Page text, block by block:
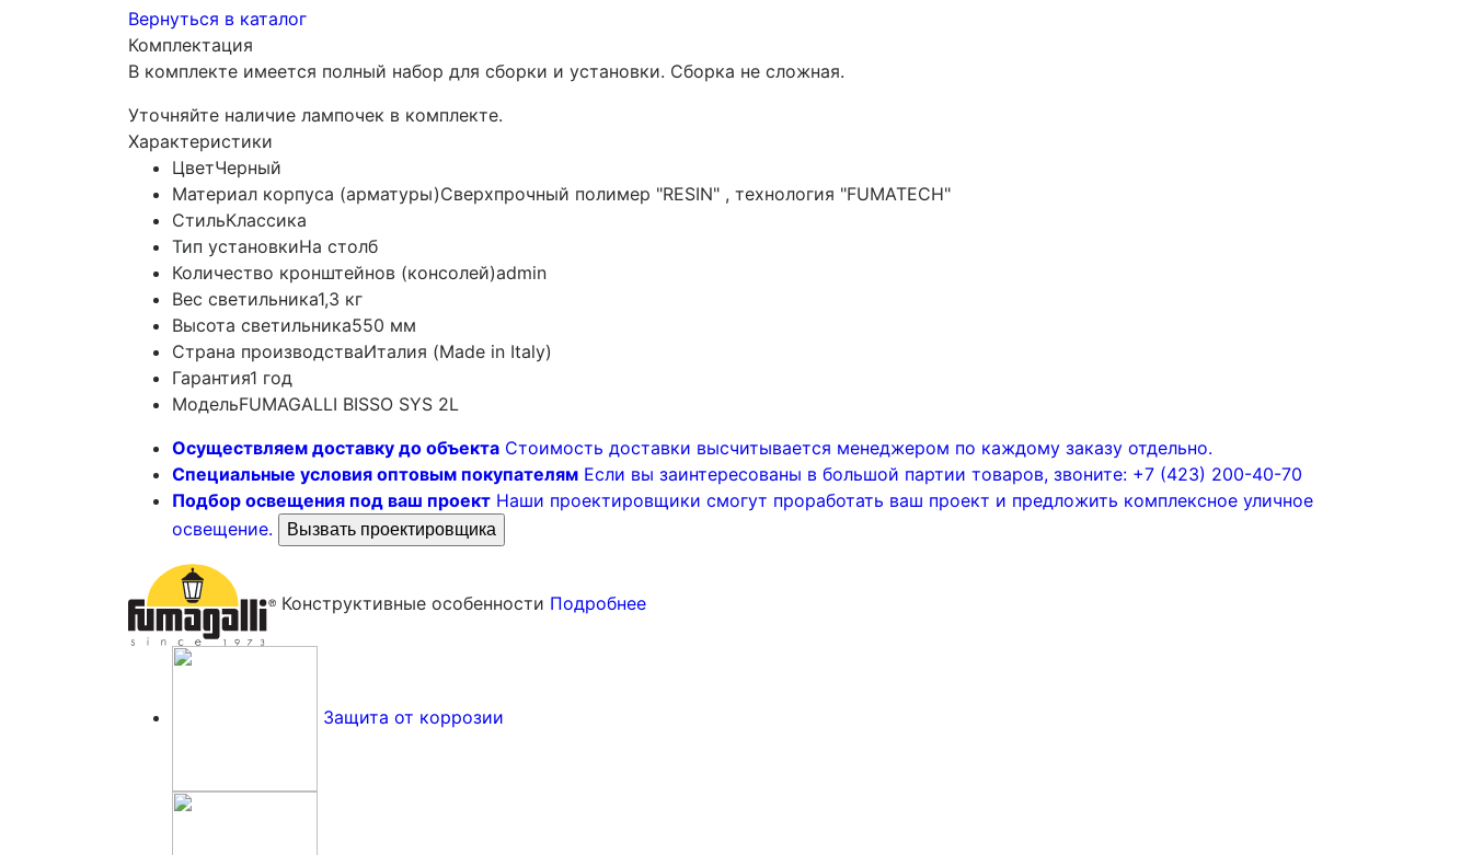
Вернуться в каталог
Комплектация
В комплекте имеется полный набор для сборки и установки. Сборка не сложная.
Уточняйте наличие лампочек в комплекте.
Характеристики
ЦветЧерный
Материал корпуса (арматуры)Сверхпрочный полимер "RESIN" , технология "FUMATECH"
СтильКлассика
Тип установкиНа столб
Количество кронштейнов (консолей)admin
Вес светильника1,3 кг
Высота светильника550 мм
Страна производстваИталия (Made in Italy)
Гарантия1 год
МодельFUMAGALLI BISSO SYS 2L
Осуществляем доставку до объекта Стоимость доставки высчитывается менеджером по каждому заказу отдельно.
Специальные условия оптовым покупателям Если вы заинтересованы в большой партии товаров, звоните: +7 (423) 200-40-70
Подбор освещения под ваш проект Наши проектировщики смогут проработать ваш проект и предложить комплексное уличное
освещение.
Вызвать проектировщика
Конструктивные особенности Подробнее
Защита от коррозии